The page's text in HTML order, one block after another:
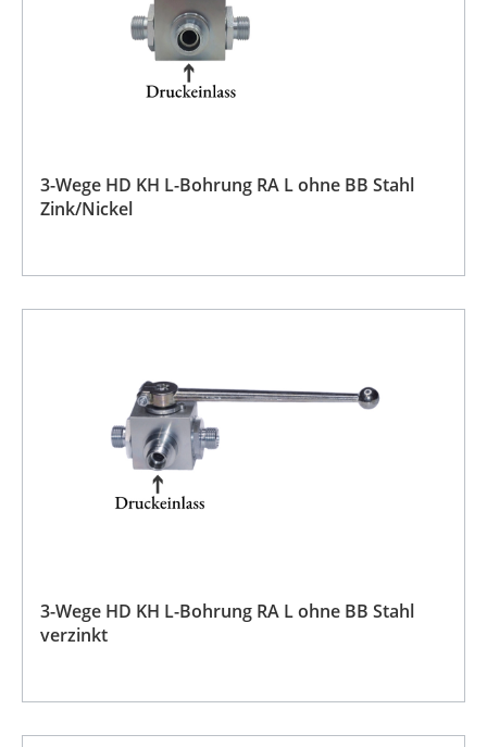
3-Wege HD KH L-Bohrung RA L ohne BB Stahl
Zink/Nickel
3-Wege HD KH L-Bohrung RA L ohne BB Stahl
verzinkt